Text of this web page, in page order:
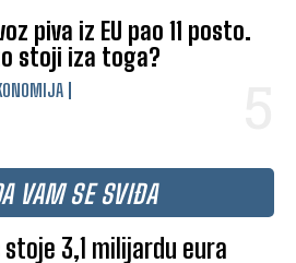
piva iz EU pao 11 posto.
stoji iza toga?
VAM SE SVIĐA
stoje 3,1 milijardu eura